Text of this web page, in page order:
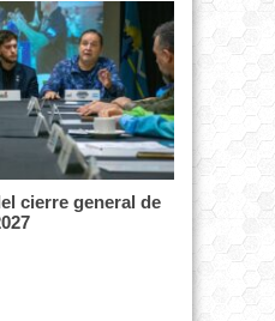
cierre general de